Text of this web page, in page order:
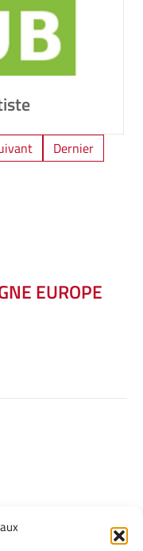
Dernier
EUROPE